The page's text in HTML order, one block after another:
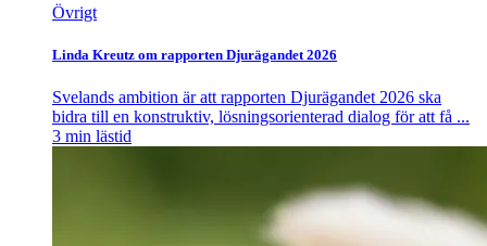
Övrigt
Linda Kreutz om rapporten Djurägandet 2026
Svelands ambition är att rapporten Djurägandet 2026 ska
bidra till en konstruktiv, lösningsorienterad dialog för att få ...
3 min lästid